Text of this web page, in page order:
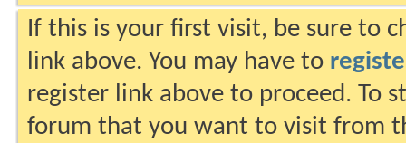
If this is your first visit, be sure to
link above. You may have to
register link above to proceed. To
forum that you want to visit from